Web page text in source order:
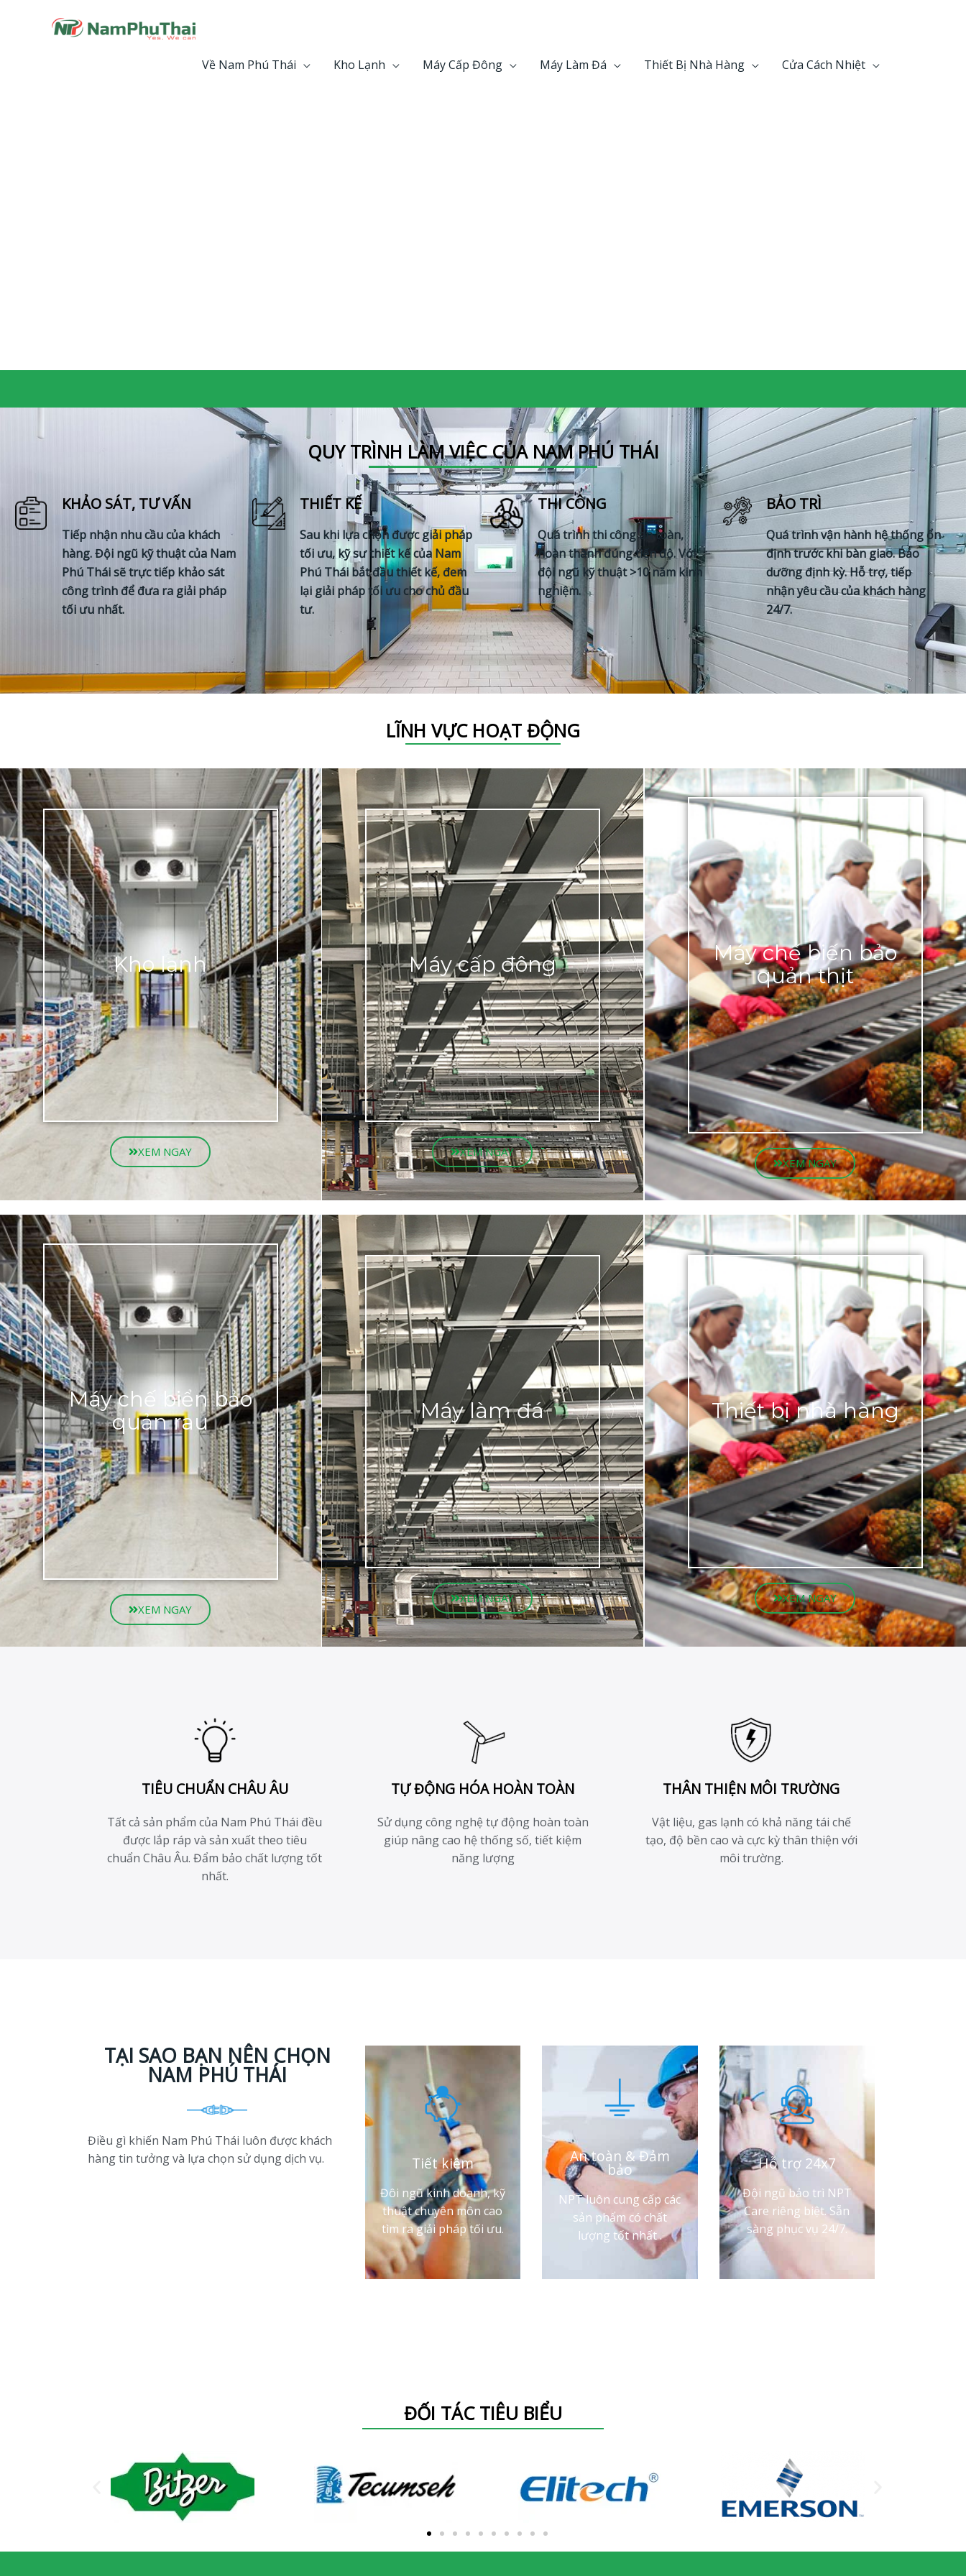
Về Nam Phú Thái Kho Lạnh Máy Cấp Đông Máy Làm Đá Thiết Bị Nhà Hàng Cửa Cách Nhiệt
QUY TRÌNH LÀM VIỆC CỦA NAM PHÚ THÁI
KHẢO SÁT, TƯ VẤN
Tiếp nhận nhu cầu của khách
hàng. Đội ngũ kỹ thuật của Nam
Phú Thái sẽ trực tiếp khảo sát
công trình để đưa ra giải pháp
tối ưu nhất.
THIẾT KẾ
Sau khi lựa chọn được giải pháp
tối ưu, kỹ sư thiết kế của Nam
Phú Thái bắt đầu thiết kế, đem
lại giải pháp tối ưu cho chủ đầu
tư.
THI CÔNG
Quá trình thi công an toàn,
hoàn thành đúng tiến độ. Với
đội ngũ kỹ thuật >10 năm kinh
nghiệm.
BẢO TRÌ
Quá trình vận hành hệ thống ổn
định trước khi bàn giao. Bảo
dưỡng định kỳ. Hỗ trợ, tiếp
nhận yêu cầu của khách hàng
24/7.
LĨNH VỰC HOẠT ĐỘNG
Kho lạnh
XEM NGAY
Máy cấp đông
XEM NGAY
Máy chế biến bảo
quản thịt
XEM NGAY
Máy chế biển bảo
quản rau
XEM NGAY
Máy làm đá
XEM NGAY
Thiết bị nhà hàng
XEM NGAY
TIÊU CHUẨN CHÂU ÂU
Tất cả sản phẩm của Nam Phú Thái đều
được lắp ráp và sản xuất theo tiêu
chuẩn Châu Âu. Đẩm bảo chất lượng tốt
nhất.
TỰ ĐỘNG HÓA HOÀN TOÀN
Sử dụng công nghệ tự động hoàn toàn
giúp nâng cao hệ thống số, tiết kiệm
năng lượng
THÂN THIỆN MÔI TRƯỜNG
Vật liệu, gas lạnh có khả năng tái chế
tạo, độ bền cao và cực kỳ thân thiện với
môi trường.
TẠI SAO BẠN NÊN CHỌN
NAM PHÚ THÁI
Điều gì khiến Nam Phú Thái luôn được khách
hàng tin tưởng và lựa chọn sử dụng dịch vụ.
Tiết kiệm
Đôi ngũ kinh doanh, kỹ
thuật chuyên môn cao
tìm ra giải pháp tối ưu.
An toàn & Đảm
bảo
NPT luôn cung cấp các
sản phẩm có chất
lượng tốt nhất .
Hỗ trợ 24x7
Đội ngũ bảo trì NPT
Care riêng biệt. Sẵn
sàng phục vụ 24/7.
ĐỐI TÁC TIÊU BIỂU